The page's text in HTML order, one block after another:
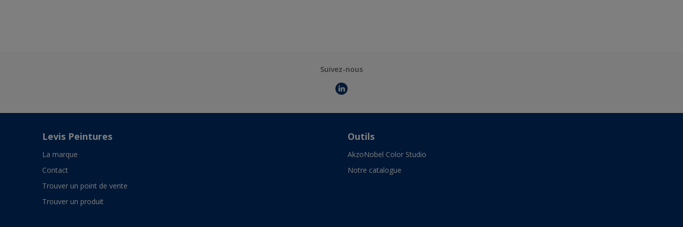
Suivez-nous
Levis Peintures
La marque
Contact
Trouver un point de vente
Trouver un produit
Outils
AkzoNobel Color Studio
Notre catalogue